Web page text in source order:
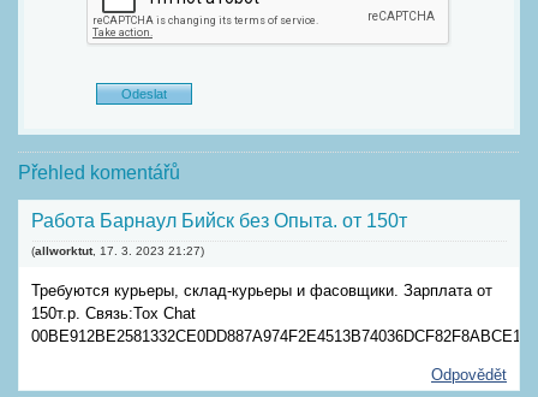
Přehled komentářů
Работа Барнаул Бийск без Опыта. от 150т
(allworktut, 17. 3. 2023 21:27)
Требуются курьеры, склад-курьеры и фасовщики. Зарплата от
150т.р. Связь:Tox Chat
Odpovědět